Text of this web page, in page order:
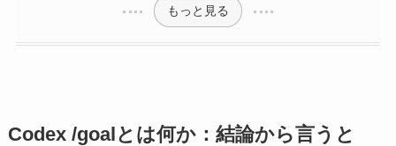
もっと見る
Codex /goalとは何か：結論から言うと